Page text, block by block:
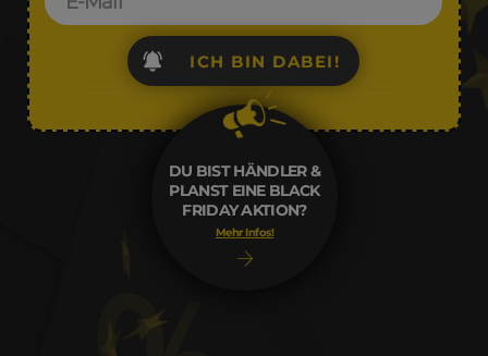
DU BIST HÄNDLER &
PLANST EINE BLACK
FRIDAY AKTION?
Mehr Infos!
ICH BIN DABEI!